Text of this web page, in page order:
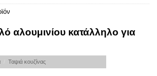
αλουμινίου κατάλληλο για
Ταψιά κουζίνας